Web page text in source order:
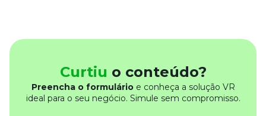
Curtiu o conteúdo?
Preencha o formulárioe conheça a solução VR
ideal para o seu negócio. Simule sem compromisso.